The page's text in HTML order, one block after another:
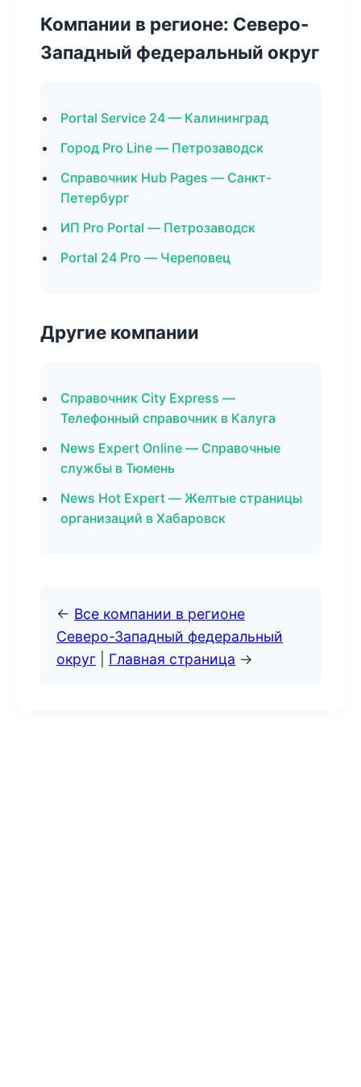
Компании в регионе: Северо-
Западный федеральный округ
Portal Service 24 — Калининград
Город Pro Line — Петрозаводск
Справочник Hub Pages — Санкт-
Петербург
ИП Pro Portal — Петрозаводск
Portal 24 Pro — Череповец
Другие компании
Справочник City Express —
Телефонный справочник в Калуга
News Expert Online — Справочные
службы в Тюмень
News Hot Expert — Желтые страницы
организаций в Хабаровск
← Все компании в регионе
Северо-Западный федеральный
округ
Главная страница →